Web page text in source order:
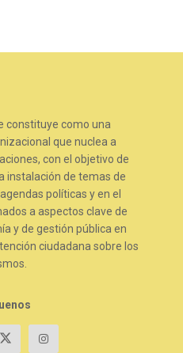
constituye como una
que nuclea a
con el objetivo de
instalación de temas de
políticas y en el
a aspectos clave de
y de gestión pública en
ciudadana sobre los